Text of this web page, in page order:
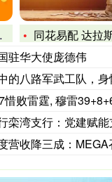
同花易配 达拉斯联储行长：美联储将密切关
驻华大使庞德伟
路军武工队，身怀绝技，
败雷霆, 穆雷
支行：党建赋能支部思想
降三成：MEGA召回影响